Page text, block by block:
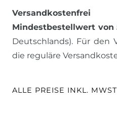
Mindestbestellwert von
Deutschlands). Für den
die reguläre
ALLE PREISE INKL.